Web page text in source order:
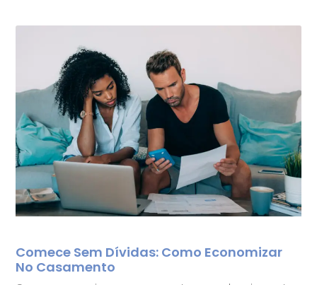
Comece Sem Dívidas: Como Economizar
No Casamento